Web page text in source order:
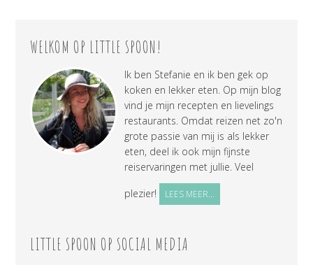
WELKOM OP LITTLE SPOON!
Ik ben Stefanie en ik ben gek op
koken en lekker eten. Op mijn blog
vind je mijn recepten en lievelings
restaurants. Omdat reizen net zo'n
grote passie van mij is als lekker
eten, deel ik ook mijn fijnste
reiservaringen met jullie. Veel
plezier!
LEES MEER...
LITTLE SPOON OP SOCIAL MEDIA